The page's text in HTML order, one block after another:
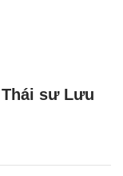
sư Lưu